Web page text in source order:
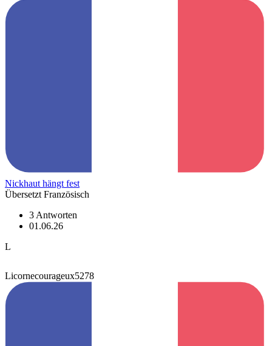
Nickhaut hängt fest
Übersetzt Französisch
3 Antworten
01.06.26
L
Licornecourageux5278